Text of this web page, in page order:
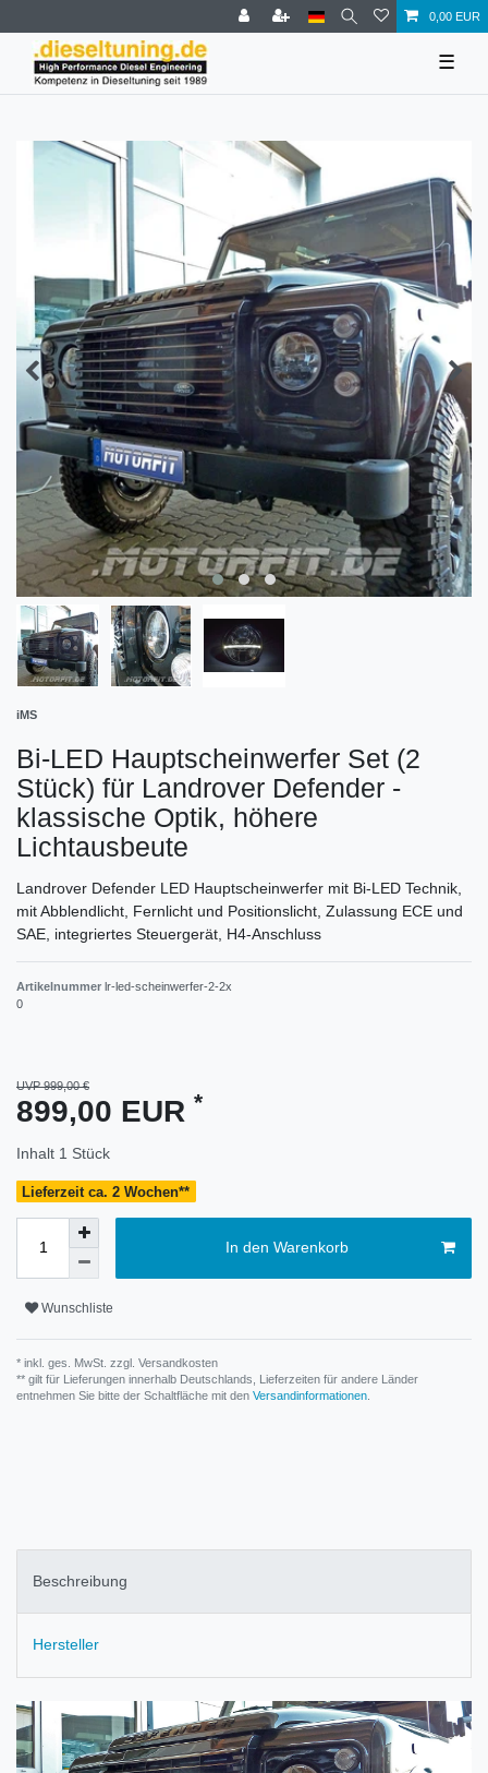
0,00 EUR
☰
iMS
Bi-LED Hauptscheinwerfer Set (2
Stück) für Landrover Defender -
klassische Optik, höhere
Lichtausbeute
Landrover Defender LED Hauptscheinwerfer mit Bi-LED Technik,
mit Abblendlicht, Fernlicht und Positionslicht, Zulassung ECE und
SAE, integriertes Steuergerät, H4-Anschluss
Artikelnummer lr-led-scheinwerfer-2-2x
0
UVP 999,00 €
899,00 EUR *
Inhalt 1 Stück
Lieferzeit ca. 2 Wochen**
In den Warenkorb
Wunschliste
* inkl. ges. MwSt. zzgl. Versandkosten
** gilt für Lieferungen innerhalb Deutschlands, Lieferzeiten für andere Länder
entnehmen Sie bitte der Schaltfläche mit den Versandinformationen
Beschreibung
Hersteller